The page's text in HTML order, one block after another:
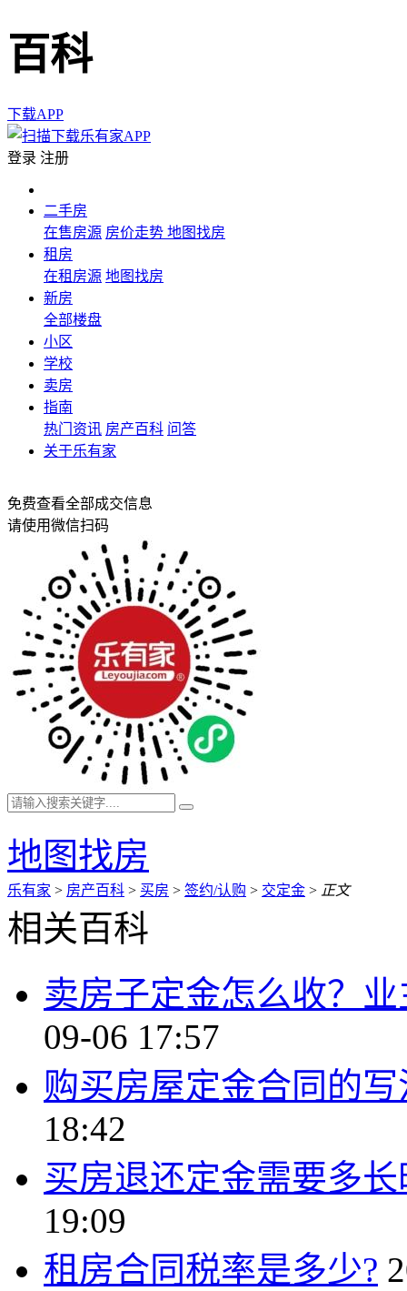
百科
下载APP
登录 注册
二手房
在售房源 房价走势 地图找房
租房
在租房源 地图找房
新房
全部楼盘
小区
学校
卖房
指南
热门资讯 房产百科 问答
关于乐有家
免费查看全部成交信息
请使用微信扫码
地图找房
乐有家 > 房产百科 > 买房 > 签约/认购 > 交定金 > 正文
相关百科
卖房子定金怎么收？
09-06 17:57
购买房屋定金合同的
18:42
买房退还定金需要多
19:09
租房合同税率是多少?